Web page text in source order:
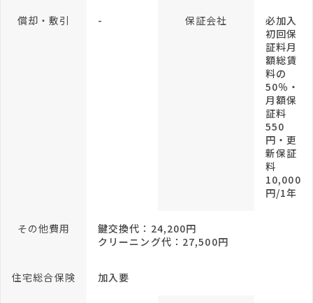
償却・敷引 - 保証会社
必加入
初回保
証料月
額総賃
料の
50％・
月額保
証料
550
円・更
新保証
料
10,000
円/1年
その他費用
鍵交換代：24,200円
クリーニング代：27,500円
住宅総合保険 加入要